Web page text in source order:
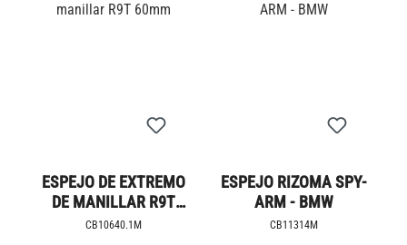
ESPEJO DE EXTREMO
DE MANILLAR R9T
60MM
CB10640.1M
ESPEJO RIZOMA SPY-
ARM - BMW
CB11314M